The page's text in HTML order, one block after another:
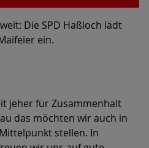
Die SPD Haßloch lädt
ein.
jeher für Zusammenhalt
das möchten wir auch in
stellen. In